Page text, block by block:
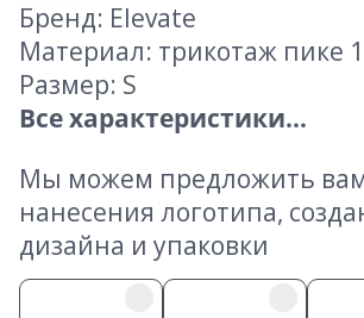
Бренд: Elevate
Материал: трикотаж пике
Размер: S
Все характеристики...
Мы можем предложить вам
нанесения логотипа,
дизайна и упаковки